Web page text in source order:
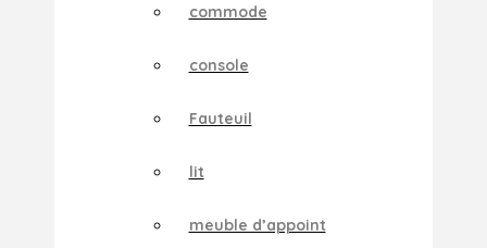
commode
console
Fauteuil
lit
meuble d’appoint